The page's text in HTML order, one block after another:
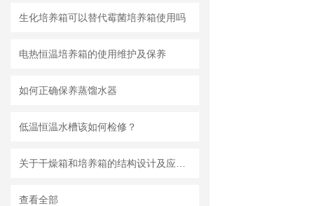
生化培养箱可以替代霉菌培养箱使用吗
电热恒温培养箱的使用维护及保养
如何正确保养蒸馏水器
低温恒温水槽该如何检修？
查看全部